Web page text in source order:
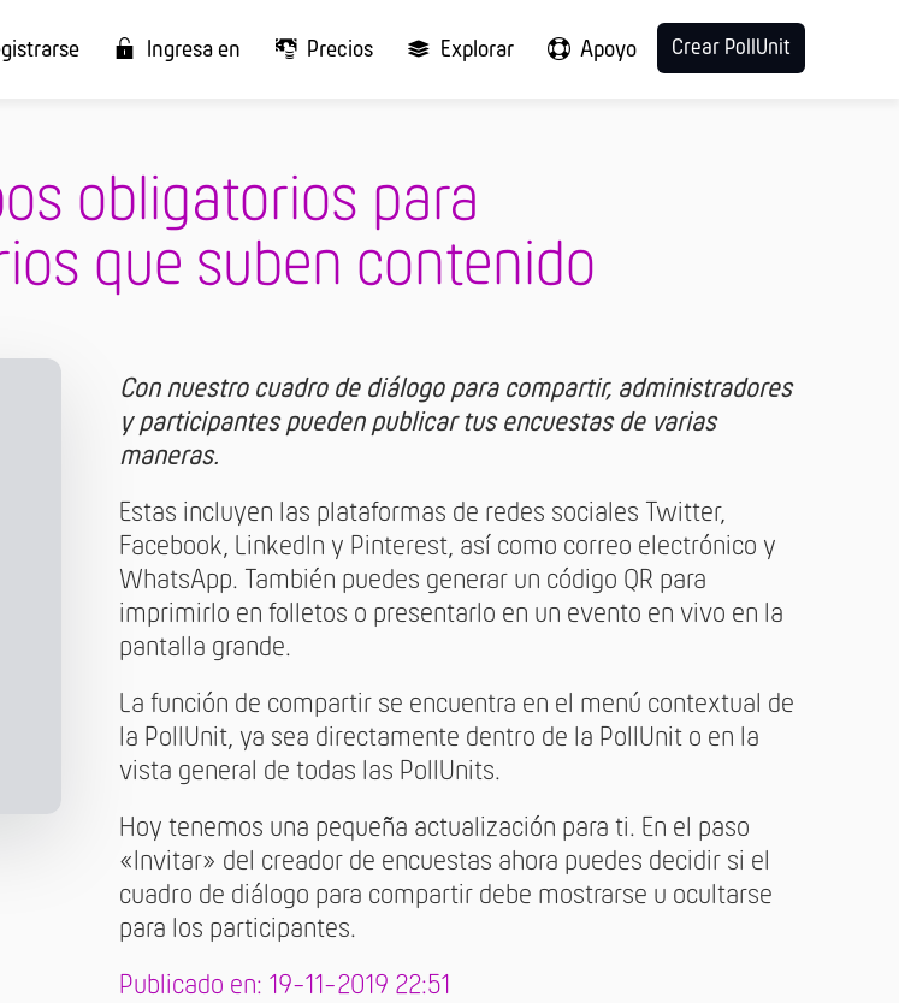
Ingresa en Precios Explorar Apoyo Crear PollUnit
obligatorios para
que suben contenido
Con nuestro cuadro de diálogo para compartir, administradores
y participantes pueden publicar tus encuestas de varias
maneras.
Estas incluyen las plataformas de redes sociales Twitter,
Facebook, LinkedIn y Pinterest, así como correo electrónico y
WhatsApp. También puedes generar un código QR para
imprimirlo en folletos o presentarlo en un evento en vivo en la
pantalla grande.
La función de compartir se encuentra en el menú contextual de
la PollUnit, ya sea directamente dentro de la PollUnit o en la
vista general de todas las PollUnits.
Hoy tenemos una pequeña actualización para ti. En el paso
«Invitar» del creador de encuestas ahora puedes decidir si el
cuadro de diálogo para compartir debe mostrarse u ocultarse
para los participantes.
Publicado en: 19-11-2019 22:51